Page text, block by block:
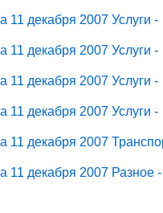
декабря 2007 Услуги -
декабря 2007 Услуги -
декабря 2007 Услуги -
декабря 2007 Услуги -
декабря 2007
декабря 2007 Разное -